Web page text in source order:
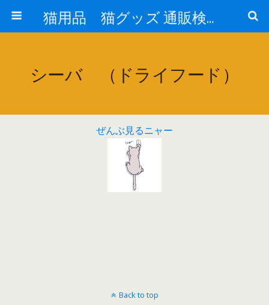
猫用品 猫グッズ 通販検索 『猫の生活 cat-life.net』
シーバ （ドライフード）
ぜんぶ見るニャー
Back to top